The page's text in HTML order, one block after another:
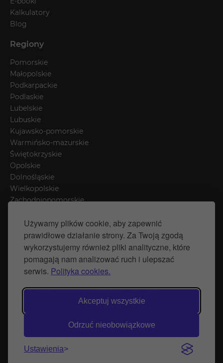
Używamy plików cookie, aby zapewnić
prawidłowe działanie strony. Za Twoją zgodą
wykorzystujemy również pliki analityczne, które
pomagają nam analizować ruch i ulepszać
serwis. Polityka cookies.
Akceptuj wszystkie
Odrzuć nieobowiązkowe
Ustawienia
Kalkulatory
Blog
Regiony
Pomorskie
Małopolskie
Podkarpackie
Podlaskie
Lubelskie
Lubuskie
Kujawsko-pomorskie
Warmińsko-mazurskie
Świętokrzyskie
Opolskie
Dolnośląskie
Wielkopolskie
Zachodniopomorskie
Mazowieckie
Śląskie
Polityka prywatności
Polityka Cookies
Strona stworzona przez Naprawimyfirme.pl